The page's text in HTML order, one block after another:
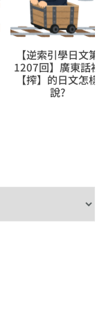
【逆索引學日文第
1207回】廣東話裡
【搾】的日文怎樣
說?